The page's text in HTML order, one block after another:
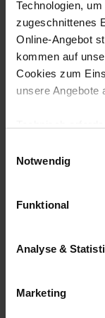
Technologien,
zugeschnittenes
Online-Angebot
kommen auf
Cookies zum
unsere Angebote
grundlegende
gewährleisten.
Für die
und Inhalte
Zwecke zur
Notwendig
Funktional
Analyse &
Marketing
climate-
shipping